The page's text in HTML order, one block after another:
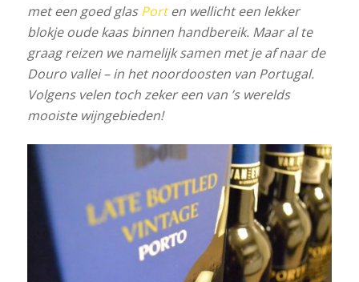
met een goed glasPorten wellicht een lekker
blokje oude kaas binnen handbereik. Maar al te
graag reizen we namelijk samen met je af naar de
Douro vallei – in het noordoosten van Portugal.
Volgens velen toch zeker een van ’s werelds
mooiste wijngebieden!